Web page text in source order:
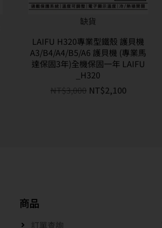
缺貨
LAIFU H320專業型鐵殼 護貝機
A3/B4/A4/B5/A6 護貝機 (專業馬
達保固3年)全機保固一年 LAIFU
_H320
NT$3,000 NT$2,100
商品
訂單查詢